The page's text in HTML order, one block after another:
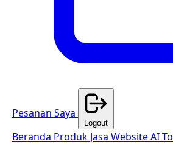
Pesanan Saya
Logout
Beranda Produk Jasa WebsiteAI